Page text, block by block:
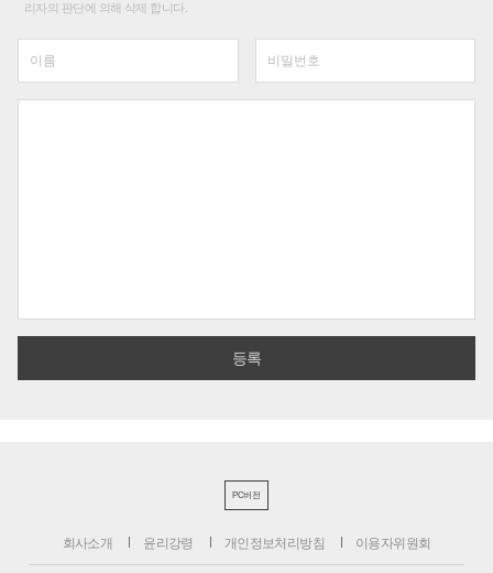
리자의 판단에 의해 삭제 합니다.
PC버전
회사소개 윤리강령 개인정보처리방침 이용자위원회